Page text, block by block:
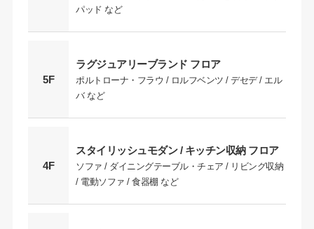
パッド など
5F
ラグジュアリーブランド フロア
ポルトローナ・フラウ / ロルフベンツ / デセデ / エル
バ など
4F
スタイリッシュモダン / キッチン収納 フロア
ソファ / ダイニングテーブル・チェア / リビング収納
/ 電動ソファ / 食器棚 など